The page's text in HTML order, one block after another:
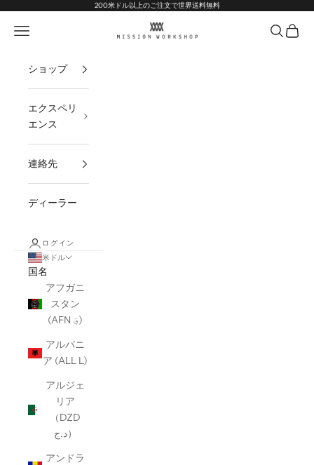
コンテンツへスキップ
Go to Accessibility Statement200米ドル以上のご注文で世界送料無料
MISSION WORKSHOP
ナビゲーションメニューを開く オープン
オー
ショップ
エクスペリ
エンス
連絡先
ディーラー
ログイン
米ドル
国名
アフガニ
スタン
(AFN ؋)
アルバニ
ア (ALL L)
アルジェ
リア
（DZD
د.ج）
アンドラ